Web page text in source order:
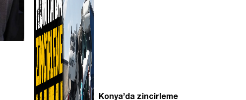
Konya’da zincirleme